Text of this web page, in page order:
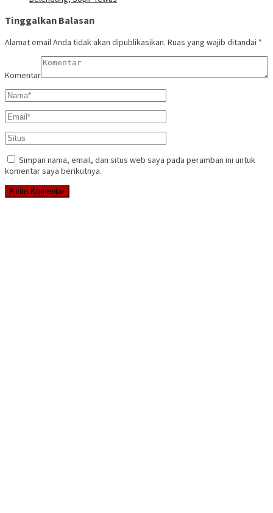
Tinggalkan Balasan
Alamat email Anda tidak akan dipublikasikan. Ruas yang wajib ditandai *
Komentar
Simpan nama, email, dan situs web saya pada peramban ini untuk
komentar saya berikutnya.